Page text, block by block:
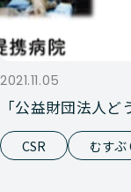
2021.11.05
「公益財団法人
CSR むすぶ